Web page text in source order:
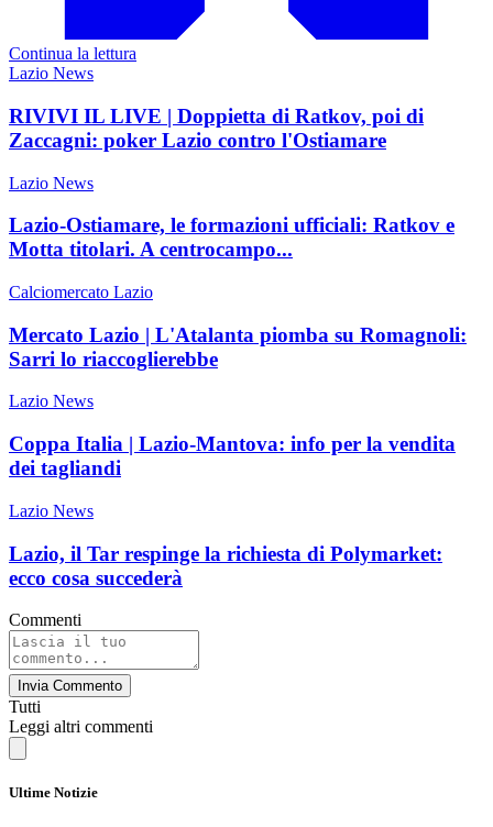
Continua la lettura
Lazio News
RIVIVI IL LIVE | Doppietta di Ratkov, poi di
Zaccagni: poker Lazio contro l'Ostiamare
Lazio News
Lazio-Ostiamare, le formazioni ufficiali: Ratkov e
Motta titolari. A centrocampo...
Calciomercato Lazio
Mercato Lazio | L'Atalanta piomba su Romagnoli:
Sarri lo riaccoglierebbe
Lazio News
Coppa Italia | Lazio-Mantova: info per la vendita
dei tagliandi
Lazio News
Lazio, il Tar respinge la richiesta di Polymarket:
ecco cosa succederà
Commenti
Invia Commento
Tutti
Leggi altri commenti
Ultime Notizie